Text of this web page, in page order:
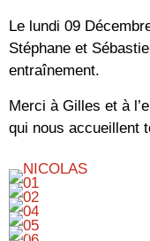
Le lundi 09
Stéphane et
entraînement.
Merci à Gilles et à
qui nous accueillent